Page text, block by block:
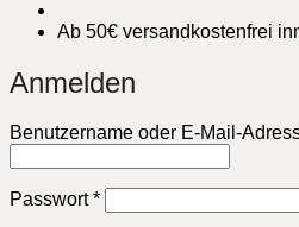
Ab 50€ versandkostenfrei
Anmelden
Benutzername oder E-Mail-
Passwort*Erforderlich